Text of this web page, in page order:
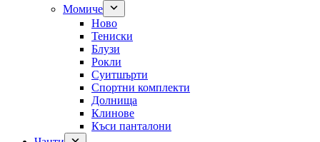
Момиче
Ново
Тениски
Блузи
Рокли
Суитшърти
Спортни комплекти
Долнища
Клинове
Къси панталони